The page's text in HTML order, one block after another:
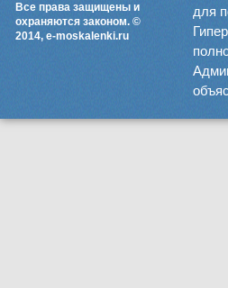
Все права защищены и
охраняются законом. ©
2014, e-moskalenki.ru
для